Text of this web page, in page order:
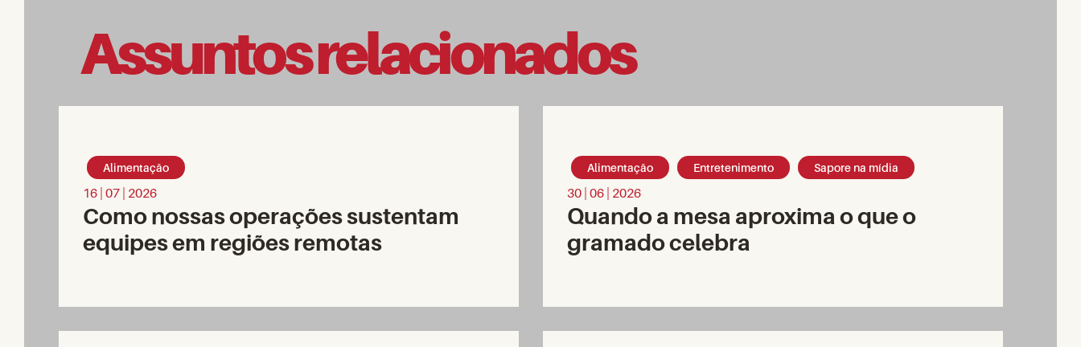
Assuntos relacionados
Alimentação
16 | 07 | 2026
Como nossas operações sustentam
equipes em regiões remotas
Alimentação Entretenimento Sapore na mídia
30 | 06 | 2026
Quando a mesa aproxima o que o
gramado celebra